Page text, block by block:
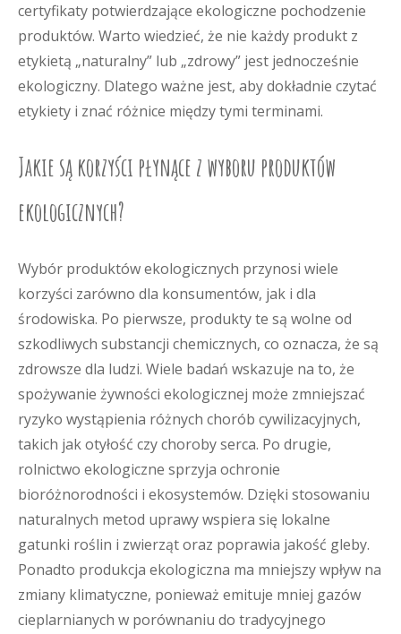
certyfikaty potwierdzające ekologiczne pochodzenie
produktów. Warto wiedzieć, że nie każdy produkt z
etykietą „naturalny” lub „zdrowy” jest jednocześnie
ekologiczny. Dlatego ważne jest, aby dokładnie czytać
etykiety i znać różnice między tymi terminami.
Jakie są korzyści płynące z wyboru produktów
ekologicznych?
Wybór produktów ekologicznych przynosi wiele
korzyści zarówno dla konsumentów, jak i dla
środowiska. Po pierwsze, produkty te są wolne od
szkodliwych substancji chemicznych, co oznacza, że są
zdrowsze dla ludzi. Wiele badań wskazuje na to, że
spożywanie żywności ekologicznej może zmniejszać
ryzyko wystąpienia różnych chorób cywilizacyjnych,
takich jak otyłość czy choroby serca. Po drugie,
rolnictwo ekologiczne sprzyja ochronie
bioróżnorodności i ekosystemów. Dzięki stosowaniu
naturalnych metod uprawy wspiera się lokalne
gatunki roślin i zwierząt oraz poprawia jakość gleby.
Ponadto produkcja ekologiczna ma mniejszy wpływ na
zmiany klimatyczne, ponieważ emituje mniej gazów
cieplarnianych w porównaniu do tradycyjnego